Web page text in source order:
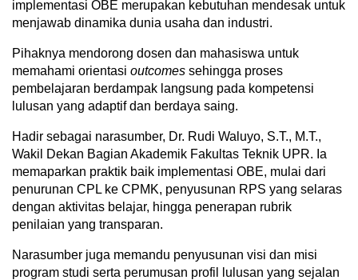
implementasi OBE merupakan kebutuhan mendesak untuk
menjawab dinamika dunia usaha dan industri.
Pihaknya mendorong dosen dan mahasiswa untuk
memahami orientasi outcomes sehingga proses
pembelajaran berdampak langsung pada kompetensi
lulusan yang adaptif dan berdaya saing.
Hadir sebagai narasumber, Dr. Rudi Waluyo, S.T., M.T.,
Wakil Dekan Bagian Akademik Fakultas Teknik UPR. Ia
memaparkan praktik baik implementasi OBE, mulai dari
penurunan CPL ke CPMK, penyusunan RPS yang selaras
dengan aktivitas belajar, hingga penerapan rubrik
penilaian yang transparan.
Narasumber juga memandu penyusunan visi dan misi
program studi serta perumusan profil lulusan yang sejalan